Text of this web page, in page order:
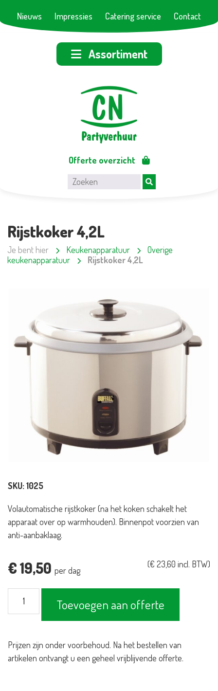
Nieuws Impressies Catering service Contact
Assortiment
Offerte overzicht
Rijstkoker 4,2L
Je bent hier Keukenapparatuur
Overige
keukenapparatuur
Rijstkoker 4,2L
SKU:1025
Volautomatische rijstkoker (na het koken schakelt het
apparaat over op warmhouden). Binnenpot voorzien van
anti-aanbaklaag.
€19,50 per dag
(€ 23,60 incl. BTW)
Toevoegen aan offerte
Prijzen zijn onder voorbehoud. Na het bestellen van
artikelen ontvangt u een geheel vrijblijvende offerte.